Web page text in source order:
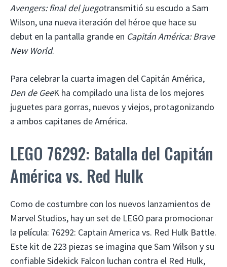
Avengers: final del juegotransmitió su escudo a Sam
Wilson, una nueva iteración del héroe que hace su
debut en la pantalla grande en Capitán América: Brave
New World.
Para celebrar la cuarta imagen del Capitán América,
Den de GeeK ha compilado una lista de los mejores
juguetes para gorras, nuevos y viejos, protagonizando
a ambos capitanes de América.
LEGO 76292: Batalla del Capitán
América vs. Red Hulk
Como de costumbre con los nuevos lanzamientos de
Marvel Studios, hay un set de LEGO para promocionar
la película: 76292: Captain America vs. Red Hulk Battle.
Este kit de 223 piezas se imagina que Sam Wilson y su
confiable Sidekick Falcon luchan contra el Red Hulk,